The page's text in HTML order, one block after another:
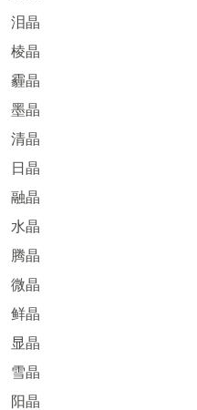
泪晶
棱晶
霾晶
墨晶
清晶
日晶
融晶
水晶
腾晶
微晶
鲜晶
显晶
雪晶
阳晶